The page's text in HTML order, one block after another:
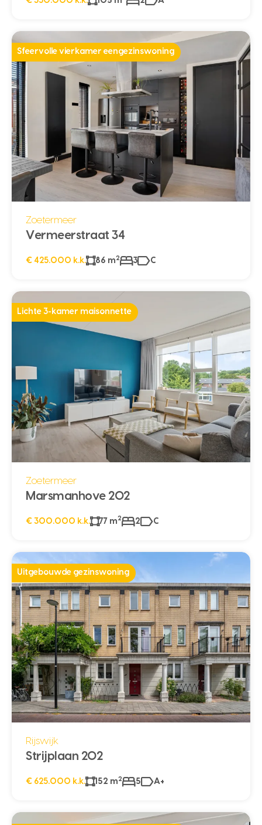
Sfeervolle vierkamer eengezinswoning
Zoetermeer
Vermeerstraat 34
€ 425.000 k.k. 86 m2 3 C
Lichte 3-kamer maisonnette
Zoetermeer
Marsmanhove 202
€ 300.000 k.k. 77 m2 2 C
Uitgebouwde gezinswoning
Rijswijk
Strijplaan 202
€ 625.000 k.k. 152 m2 5 A+